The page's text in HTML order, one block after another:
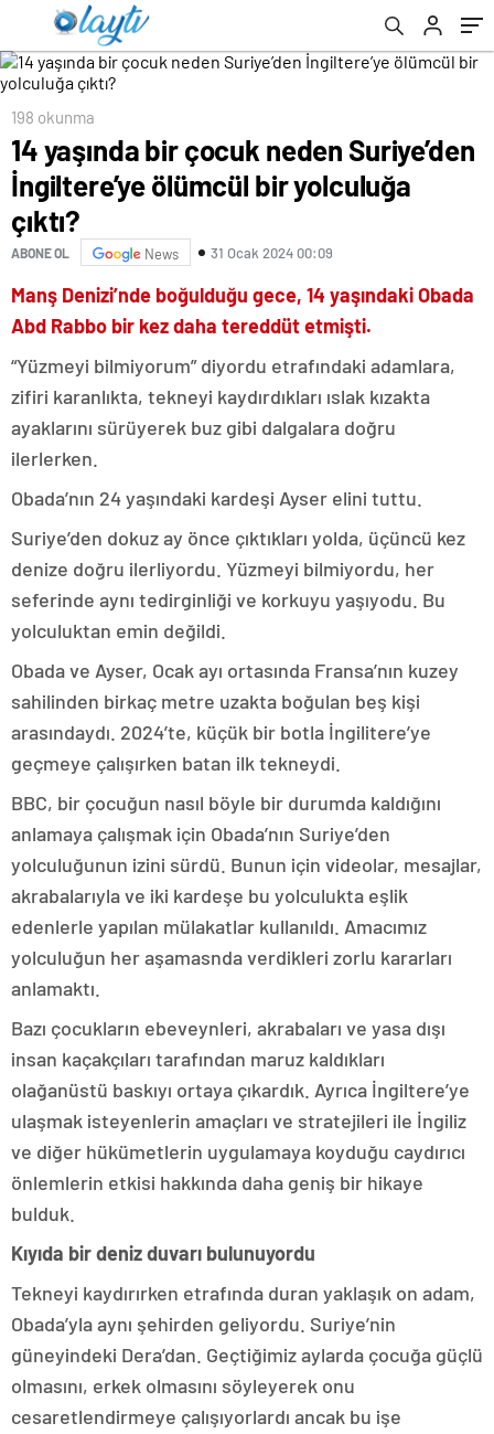
198 okunma
14 yaşında bir çocuk neden Suriye’den
İngiltere’ye ölümcül bir yolculuğa
çıktı?
ABONE OL News 31 Ocak 2024 00:09
Manş Denizi’nde boğulduğu gece, 14 yaşındaki Obada
Abd Rabbo bir kez daha tereddüt etmişti.
“Yüzmeyi bilmiyorum” diyordu etrafındaki adamlara,
zifiri karanlıkta, tekneyi kaydırdıkları ıslak kızakta
ayaklarını sürüyerek buz gibi dalgalara doğru
ilerlerken.
Obada’nın 24 yaşındaki kardeşi Ayser elini tuttu.
Suriye’den dokuz ay önce çıktıkları yolda, üçüncü kez
denize doğru ilerliyordu. Yüzmeyi bilmiyordu, her
seferinde aynı tedirginliği ve korkuyu yaşıyodu. Bu
yolculuktan emin değildi.
Obada ve Ayser, Ocak ayı ortasında Fransa’nın kuzey
sahilinden birkaç metre uzakta boğulan beş kişi
arasındaydı. 2024’te, küçük bir botla İngilitere’ye
geçmeye çalışırken batan ilk tekneydi.
BBC, bir çocuğun nasıl böyle bir durumda kaldığını
anlamaya çalışmak için Obada’nın Suriye’den
yolculuğunun izini sürdü. Bunun için videolar, mesajlar,
akrabalarıyla ve iki kardeşe bu yolculukta eşlik
edenlerle yapılan mülakatlar kullanıldı. Amacımız
yolculuğun her aşamasnda verdikleri zorlu kararları
anlamaktı.
Bazı çocukların ebeveynleri, akrabaları ve yasa dışı
insan kaçakçıları tarafından maruz kaldıkları
olağanüstü baskıyı ortaya çıkardık. Ayrıca İngiltere’ye
ulaşmak isteyenlerin amaçları ve stratejileri ile İngiliz
ve diğer hükümetlerin uygulamaya koyduğu caydırıcı
önlemlerin etkisi hakkında daha geniş bir hikaye
bulduk.
Kıyıda bir deniz duvarı bulunuyordu
Tekneyi kaydırırken etrafında duran yaklaşık on adam,
Obada’yla aynı şehirden geliyordu. Suriye’nin
güneyindeki Dera’dan. Geçtiğimiz aylarda çocuğa güçlü
olmasını, erkek olmasını söyleyerek onu
cesaretlendirmeye çalışıyorlardı ancak bu işe